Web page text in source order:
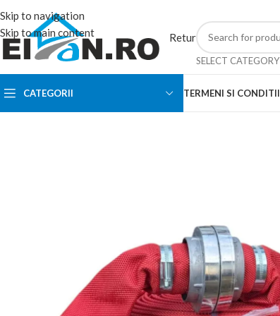
Skip to navigation
Skip to main content
Retur
SELECT CATEGORY
CATEGORII TERMENI SI CONDITII